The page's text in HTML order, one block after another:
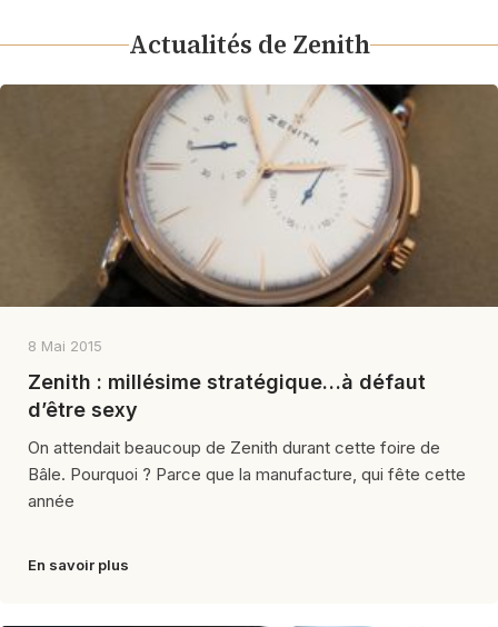
Actualités de Zenith
8 Mai 2015
Zenith : millésime stratégique…à défaut
d’être sexy
On attendait beaucoup de Zenith durant cette foire de
Bâle. Pourquoi ? Parce que la manufacture, qui fête cette
année
En savoir plus